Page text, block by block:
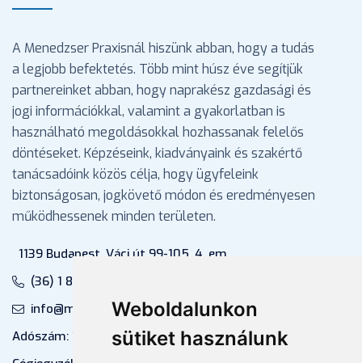
Weboldalunkon
sütiket használunk
A Menedzser Praxisnál hiszünk abban, hogy a tudás
a legjobb befektetés. Több mint húsz éve segítjük
partnereinket abban, hogy naprakész gazdasági és
jogi információkkal, valamint a gyakorlatban is
használható megoldásokkal hozhassanak felelős
döntéseket. Képzéseink, kiadványaink és szakértő
tanácsadóink közös célja, hogy ügyfeleink
biztonságosan, jogkövető módon és eredményesen
működhessenek minden területen.
1139 Budapest, Váci út 99-105. 4. em.
(36) 1 880 76 00
info@mprx.hu
Adószám: 13598145-2-41